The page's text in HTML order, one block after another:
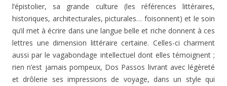
l’épistolier, sa grande culture (les références littéraires,
historiques, architecturales, picturales… foisonnent) et le soin
qu’il met à écrire dans une langue belle et riche donnent à ces
lettres une dimension littéraire certaine. Celles-ci charment
aussi par le vagabondage intellectuel dont elles témoignent ;
rien n’est jamais pompeux, Dos Passos livrant avec légèreté
et drôlerie ses impressions de voyage, dans un style qui